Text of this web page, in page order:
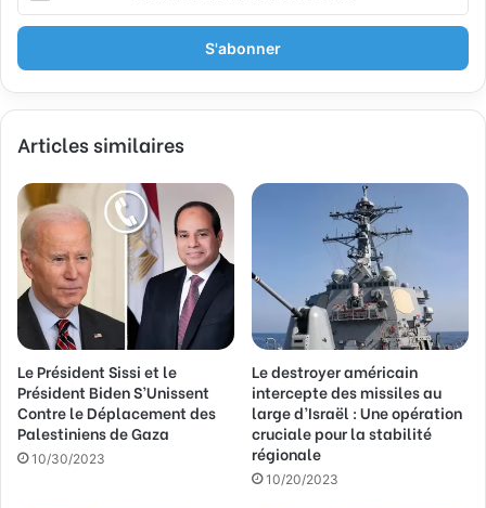
t
e
z
o
r
e
a
d
e
s
e
E
m
a
i
Articles similaires
Le Président Sissi et le
Président Biden S’Unissent
Contre le Déplacement des
Palestiniens de Gaza
10/30/2023
Le destroyer américain
intercepte des missiles au
large d’Israël : Une opération
cruciale pour la stabilité
régionale
10/20/2023